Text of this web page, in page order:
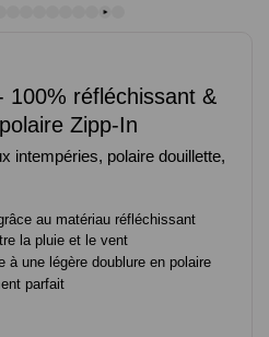
100% réfléchissant &
Zipp-In
intempéries, polaire douillette,
au matériau réfléchissant
la pluie et le vent
à une légère doublure en polaire
parfait